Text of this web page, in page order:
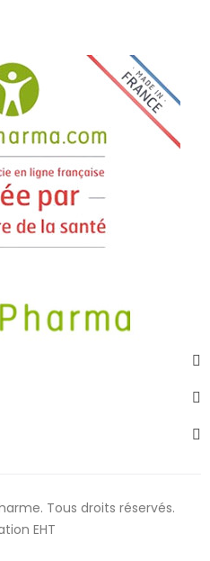
Tous droits réservés.
EHT